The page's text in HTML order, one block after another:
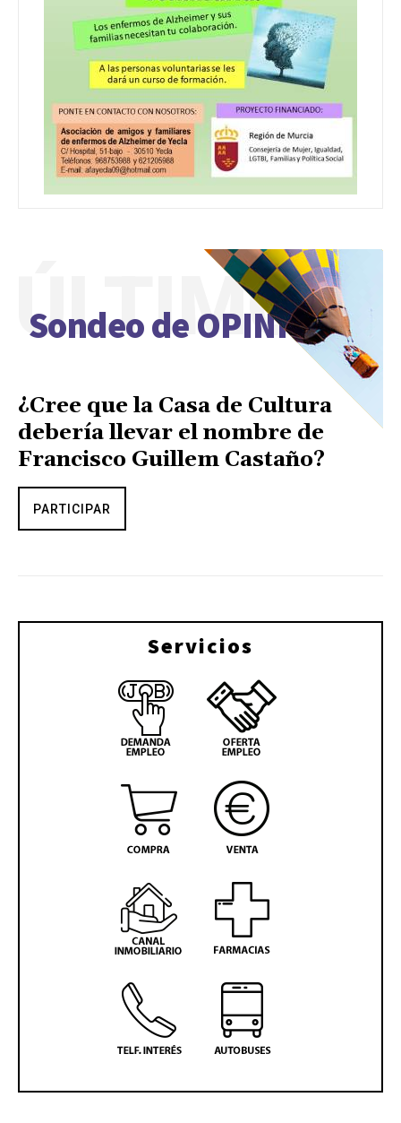
Sondeo de OPINIÓN
ÚLTIMO
¿Cree que la Casa de Cultura
debería llevar el nombre de
Francisco Guillem Castaño?
PARTICIPAR
Servicios